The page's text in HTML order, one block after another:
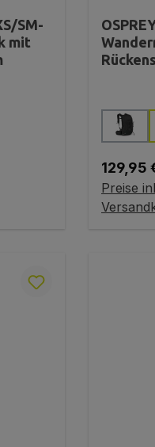
SM-
mit
verfügbar.)
Farbe
129,95
Preise
In